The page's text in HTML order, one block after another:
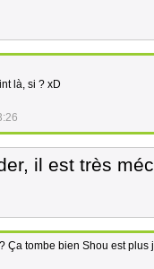
là, si ? xD
il est très
Ça tombe bien Shou est